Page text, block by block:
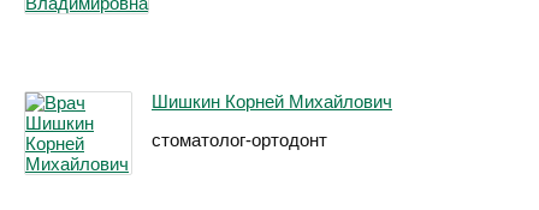
Шишкин Корней Михайлович
стоматолог-ортодонт